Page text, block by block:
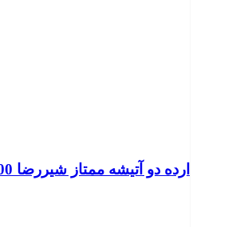
ارده دو آتیشه ممتاز شیررضا 700 گرم